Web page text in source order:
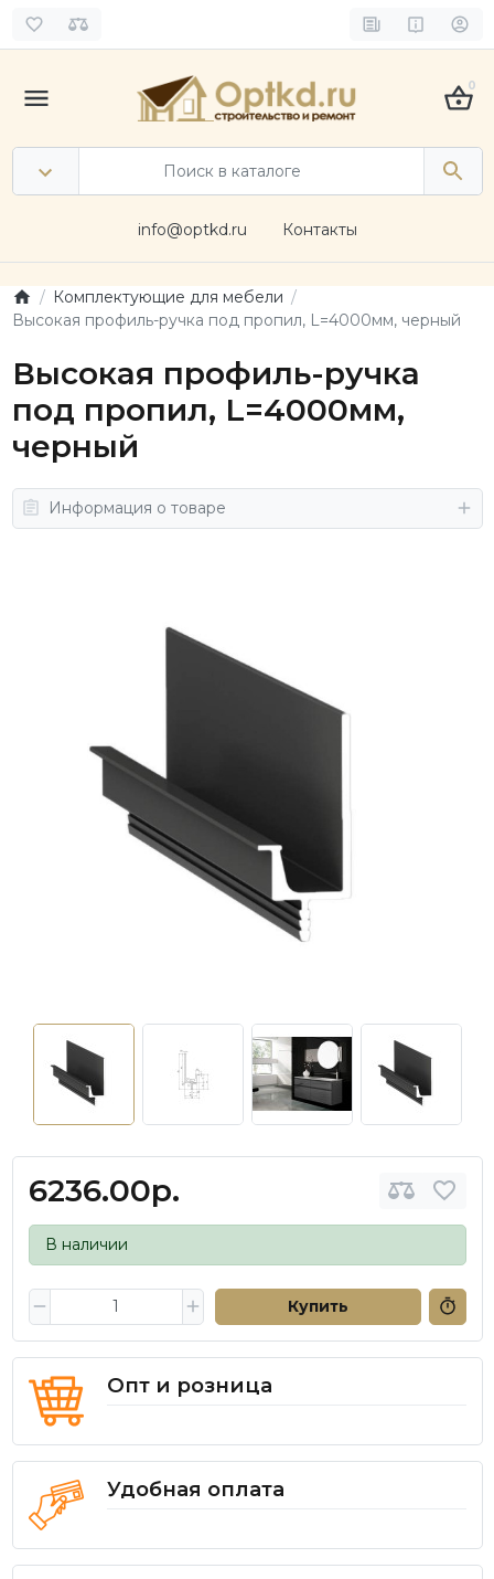
0
info@optkd.ru Контакты
Комплектующие для мебели
Высокая профиль-ручка под пропил, L=4000мм, черный
Высокая профиль-ручка
под пропил, L=4000мм,
черный
Информация о товаре
6236.00р.
В наличии
Купить
Опт и розница
Удобная оплата